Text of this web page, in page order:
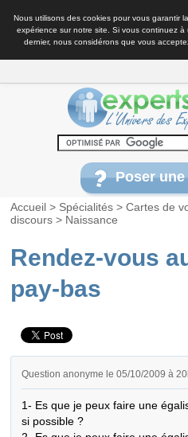
Nous utilisons des cookies pour vous garantir
expérience sur notre site. Si vous continuez à
dernier, nous considérons que vous
Poser
Accueil > Spécialités >Cartes de
discours > Naissance
Rendez-vous
pay-bas
Question anonyme le 05/10/2009 à
1- Es que je peux faire une
si possible ?